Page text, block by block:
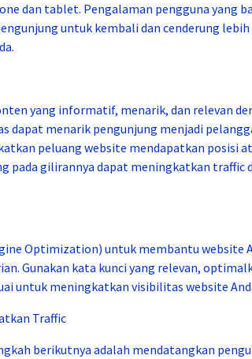
dan tablet. Pengalaman pengguna yang
untuk kembali dan cenderung
yang informatif, menarik, dan relevan
dapat menarik pengunjung menjadi
peluang website mendapatkan posisi
pada gilirannya dapat meningkatkan traffic
Optimization) untuk membantu website
Gunakan kata kunci yang relevan,
untuk meningkatkan visibilitas website
Traffic
berikutnya adalah mendatangkan